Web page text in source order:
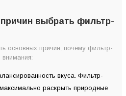
выбрать фильтр-
основных причин, почему фильтр-
вкуса. Фильтр-
раскрыть природные